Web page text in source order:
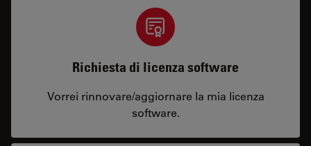
Richiesta di licenza software
Vorrei rinnovare/aggiornare la mia licenza
software.